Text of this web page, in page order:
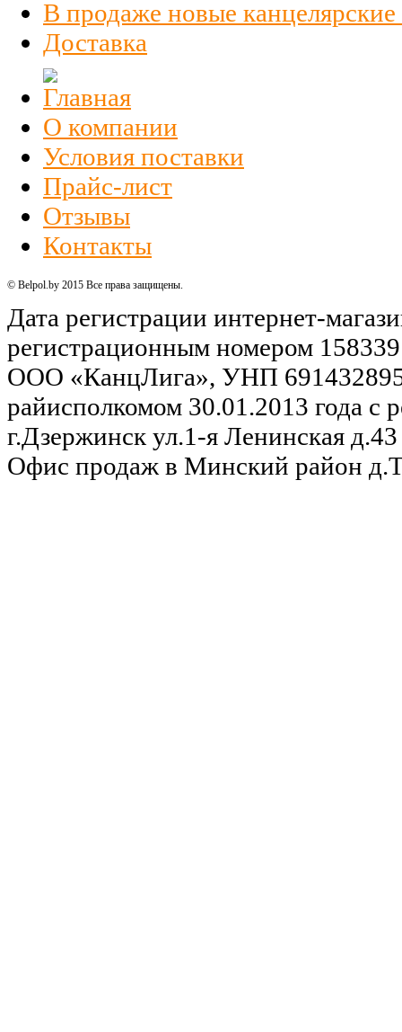
В продаже новые
Доставка
О компании
Условия поставки
Прайс-лист
Отзывы
Контакты
© Belpol.by 2015 Все права защищены.
Дата регистрации интернет-
регистрационным номером 158339
ООО «КанцЛига», УНП
райисполкомом 30.01.2013 года с
г.Дзержинск ул.1-я Ленинская
Офис продаж в Минский район